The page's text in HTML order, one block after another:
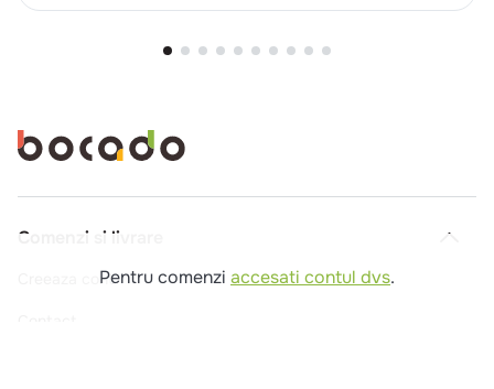
Pentru comenzi accesati contul dvs.
Comenzi si livrare
Creeaza cont